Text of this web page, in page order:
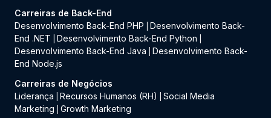
Carreiras de Back-End
Desenvolvimento Back-End PHP
Desenvolvimento Back-
End .NET
Desenvolvimento Back-End Python
Desenvolvimento Back-End Java
Desenvolvimento Back-
End Node.js
Carreiras de Negócios
Liderança
Recursos Humanos (RH)
Social Media
Marketing
Growth Marketing